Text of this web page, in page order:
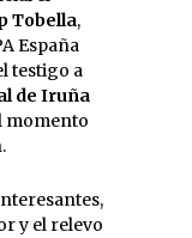
Tobella,
España
testigo a
de Iruña
momento
y el relevo